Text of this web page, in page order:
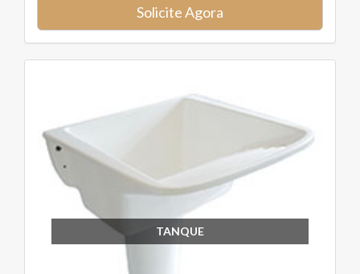
Solicite Agora
TANQUE